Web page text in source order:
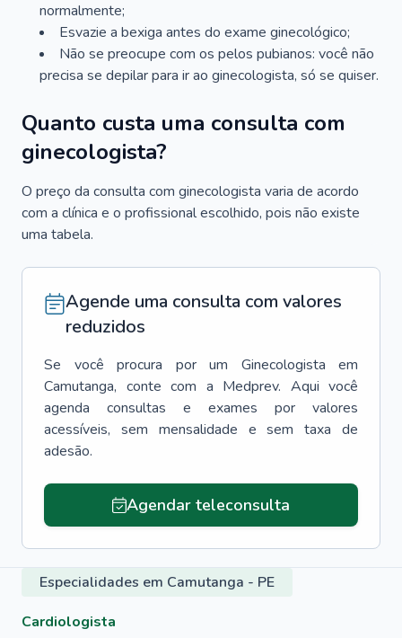
normalmente;
Esvazie a bexiga antes do exame ginecológico;
Não se preocupe com os pelos pubianos: você não
precisa se depilar para ir ao ginecologista, só se quiser.
Quanto custa uma consulta com
ginecologista?
O preço da consulta com ginecologista varia de acordo
com a clínica e o profissional escolhido, pois não existe
uma tabela.
Agende uma consulta com valores
reduzidos
Se você procura por um Ginecologista
em
Camutanga, conte com a Medprev. Aqui você
agenda consultas e exames por valores
acessíveis, sem mensalidade e sem taxa de
adesão.
Agendar teleconsulta
Especialidades em Camutanga - PE
Cardiologista